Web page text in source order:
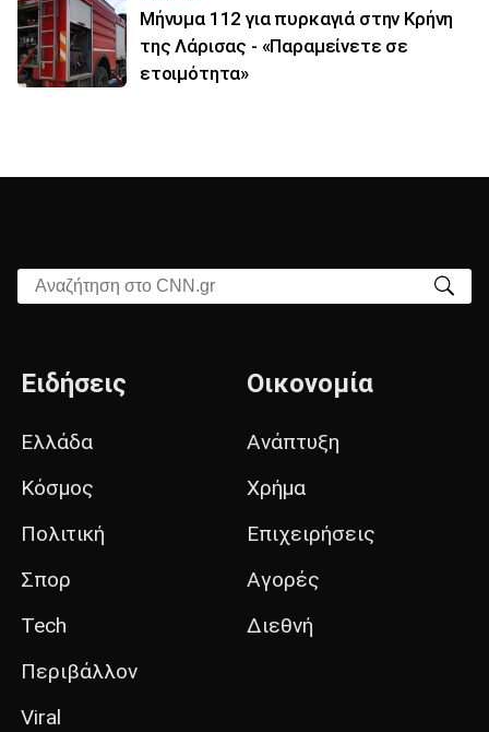
Μήνυμα 112 για πυρκαγιά στην Κρήνη
της Λάρισας - «Παραμείνετε σε
ετοιμότητα»
Αναζήτηση στο CNN.gr
Ειδήσεις
Ελλάδα
Κόσμος
Πολιτική
Σπορ
Tech
Περιβάλλον
Viral
Οικονομία
Ανάπτυξη
Χρήμα
Επιχειρήσεις
Αγορές
Διεθνή